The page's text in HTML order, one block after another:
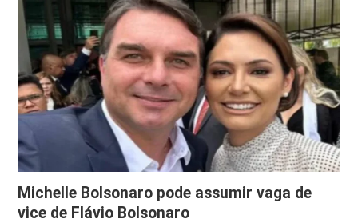
Michelle Bolsonaro pode assumir vaga de
vice de Flávio Bolsonaro